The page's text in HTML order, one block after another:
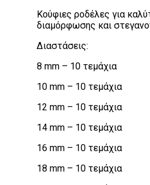
Κούφιες ροδέλες για
διαμόρφωσης και
Διαστάσεις:
8 mm – 10 τεμάχια
10 mm – 10 τεμάχια
12 mm – 10 τεμάχια
14 mm – 10 τεμάχια
16 mm – 10 τεμάχια
18 mm – 10 τεμάχια